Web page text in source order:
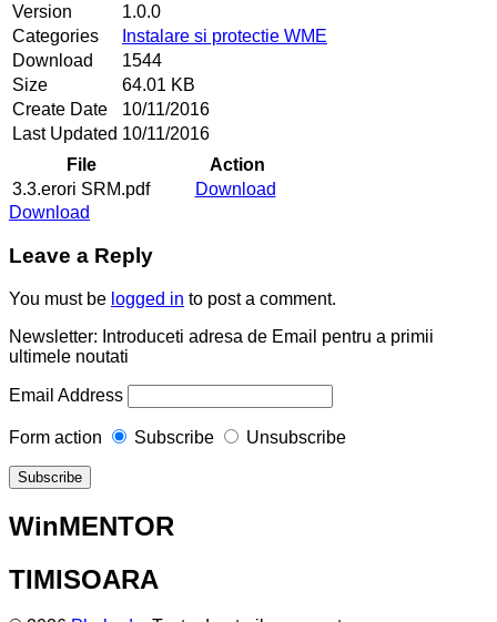
Version
1.0.0
Categories
Instalare si protectie WME
Download
1544
Size
64.01 KB
Create Date
10/11/2016
Last Updated 10/11/2016
File
Action
3.3.erori SRM.pdf
Download
Download
Leave a Reply
You must be logged in to post a comment.
Newsletter: Introduceti adresa de Email pentru a primii
ultimele noutati
Email Address
Form action Subscribe Unsubscribe
WinMENTOR
TIMISOARA